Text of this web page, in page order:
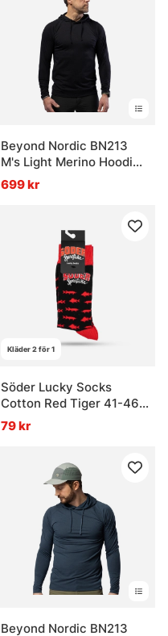
Beyond Nordic BN213
M's Light Merino Hoodie
Onyx Black
699 kr
Kläder 2 för 1
Söder Lucky Socks
Cotton Red Tiger 41-46
1-pack
79 kr
Beyond Nordic BN213